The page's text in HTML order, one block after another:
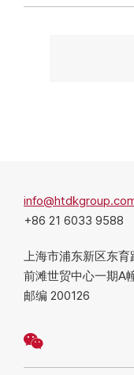
+86 21 6033 9588
上海市浦东新区东
前滩世贸中心一期A
邮编 200126